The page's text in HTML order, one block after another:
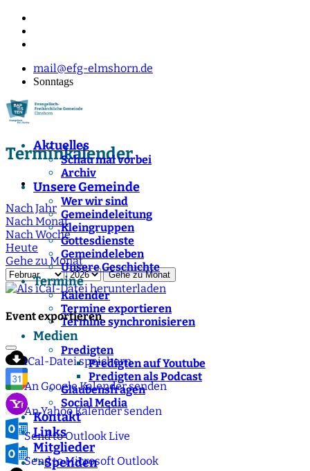
mail@efg-elmshorn.de
Sonntags
Aktuelles
Schau mal vorbei
Archiv
Unsere Gemeinde
Wer wir sind
Gemeindeleitung
Kleingruppen
Gottesdienste
Gemeindeleben
Unsere Geschichte
Termine
Kalender
Termine exportieren
Termine synchronisieren
Medien
Predigten
Predigten auf Youtube
Predigten als Podcast
Glaubensfragen
Social Media
Kontakt
Links
Mitglieder
">Spenden
Terminkalender
Nach Jahr
Nach Monat
Nach Woche
Heute
Gehe zu Monat
Gehe zu Monat
Event exportieren
iCal-Datei speichern
An Google Kalender senden
An Yahoo Kalender senden
Send to Outlook Live
Send to Microsoft Outlook